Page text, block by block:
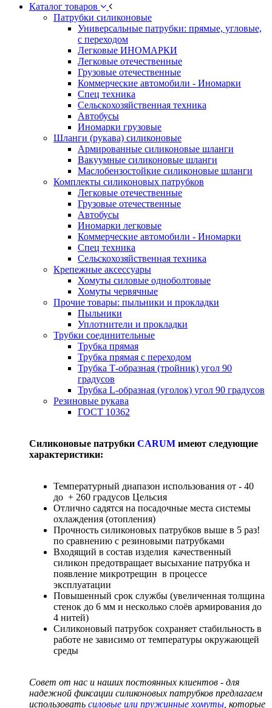
Каталог товаров
Патрубки силиконовые
Универсальные патрубки: прямые, угловые,
с переходом
Легковые ИНОМАРКИ
Легковые отечественные
Грузовые отечественные
Коммерческие автомобили - Иномарки
Спец техника
Сельскохозяйственная техника
Автобусы
Иномарки грузовые
Шланги (рукава) силиконовые
Армированные силиконовые шланги
Вакуумные силиконовые шланги
Маслобензостойкие силиконовые шланги
Комплекты силиконовых патрубков
Легковые отечественные
Грузовые отечественные
Автобусы
Иномарки легковые
Коммерческие автомобили - Иномарки
Спец техника
Сельскохозяйственная техника
Крепежные аксессуары
Хомуты силовые одноболтовые
Хомуты червячные
Прочие товары: пыльники и прокладки
Пыльники
Уплотнители и прокладки
Трубки соединительные
Трубка прямая
Трубка прямая с переходом
Трубка Т-образная (тройник) угол 90
градусов
Трубка L-образная (уголок) угол 90 градусов
Резиновые рукава
ГОСТ 10362
Силиконовые патрубки CARUM имеют следующие
характеристики:
Температурный диапазон использования от - 40
до + 260 градусов Цельсия
Отлично садятся на посадочные места системы
охлаждения (отопления)
Прочность силиконовых патрубков выше в 5 раз!
по сравнению с резиновыми патрубками
Входящий в состав изделия качественный
силикон предотвращает высыхание патрубка и
появление микротрещин в процессе
эксплуатации
Повышенный срок службы (увеличенная толщина
стенок до 6 мм и несколько слоёв армирования до
4 нитей)
Силиконовый патрубок сохраняет стабильность в
работе не зависимо от температуры окружающей
среды
Совет от нас и наших постоянных клиентов - для
надежной фиксации силиконовых патрубков предлагаем
использовать силовые или пружинные хомуты , которые